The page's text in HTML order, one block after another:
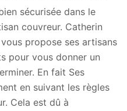
sécurisée dans le
couvreur. Catherin
propose ses artisans
pour vous donner un
En fait Ses
en suivant les règles
Cela est dû à